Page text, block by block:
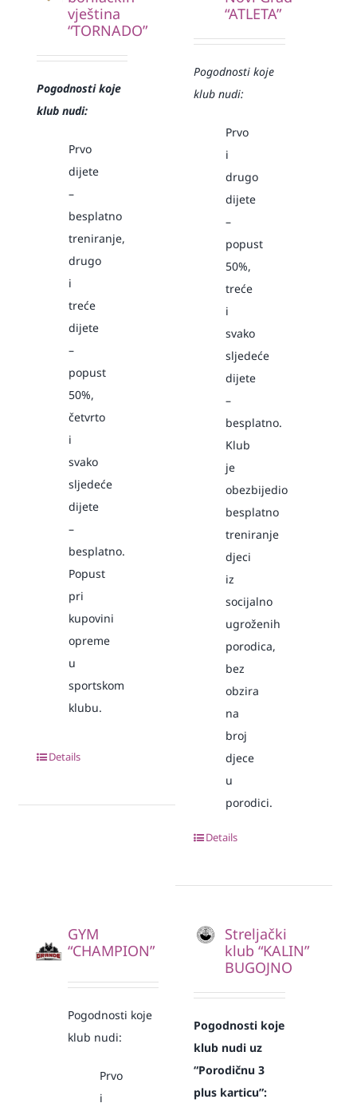
vještina
“TORNADO”
Pogodnosti koje
klub nudi:
Prvo
dijete
–
besplatno
treniranje,
drugo
i
treće
dijete
–
popust
50%,
četvrto
i
svako
sljedeće
dijete
–
besplatno.
Popust
pri
kupovini
opreme
u
sportskom
klubu.
Details
“ATLETA”
Pogodnosti koje
klub nudi:
Prvo
i
drugo
dijete
–
popust
50%,
treće
i
svako
sljedeće
dijete
–
besplatno.
Klub
je
obezbijedio
besplatno
treniranje
djeci
iz
socijalno
ugroženih
porodica,
bez
obzira
na
broj
djece
u
porodici.
Details
GYM
“CHAMPION”
Pogodnosti koje
klub nudi:
Prvo
i
Streljački
klub “KALIN”
BUGOJNO
Pogodnosti koje
klub nudi uz
“Porodičnu 3
plus karticu”: